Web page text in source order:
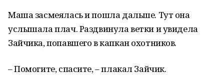
Маша засмеялась и пошла дальше. Тут она
услышала плач. Раздвинула ветки и увидела
Зайчика, попавшего в капкан охотников.
– Помогите, спасите, – плакал Зайчик.